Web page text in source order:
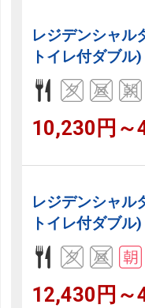
レジデンシャル
トイレ付ダブル)
10,230円～
レジデンシャル
トイレ付ダブル)
12,430円～